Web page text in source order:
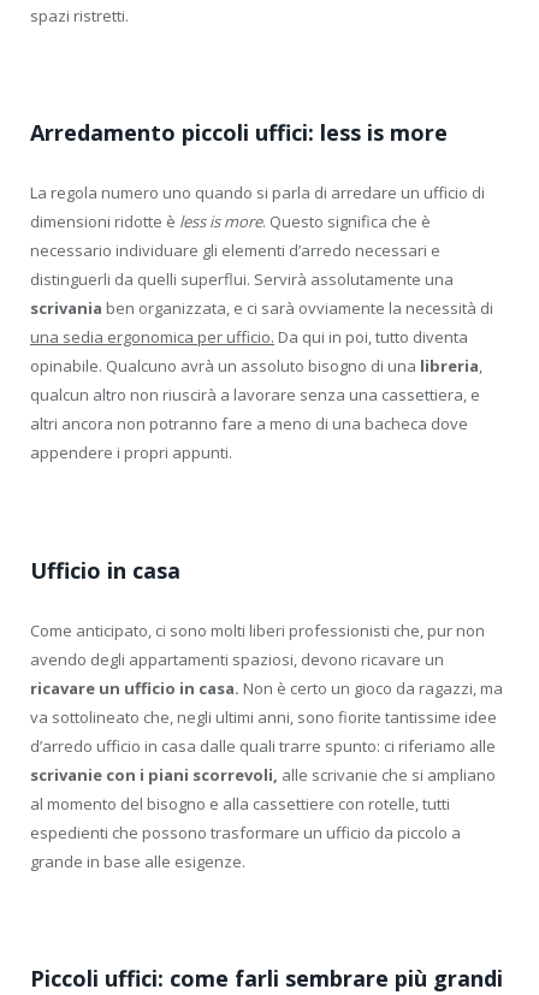
spazi ristretti.
Arredamento piccoli uffici: less is more
La regola numero uno quando si parla di arredare un ufficio di
dimensioni ridotte è less is more. Questo significa che è
necessario individuare gli elementi d’arredo necessari e
distinguerli da quelli superflui. Servirà assolutamente una
scrivania ben organizzata, e ci sarà ovviamente la necessità di
una sedia ergonomica per ufficio. Da qui in poi, tutto diventa
opinabile. Qualcuno avrà un assoluto bisogno di una libreria,
qualcun altro non riuscirà a lavorare senza una cassettiera, e
altri ancora non potranno fare a meno di una bacheca dove
appendere i propri appunti.
Ufficio in casa
Come anticipato, ci sono molti liberi professionisti che, pur non
avendo degli appartamenti spaziosi, devono ricavare un
ricavare un ufficio in casa. Non è certo un gioco da ragazzi, ma
va sottolineato che, negli ultimi anni, sono fiorite tantissime idee
d’arredo ufficio in casa dalle quali trarre spunto: ci riferiamo alle
scrivanie con i piani scorrevoli, alle scrivanie che si ampliano
al momento del bisogno e alla cassettiere con rotelle, tutti
espedienti che possono trasformare un ufficio da piccolo a
grande in base alle esigenze.
Piccoli uffici: come farli sembrare più grandi